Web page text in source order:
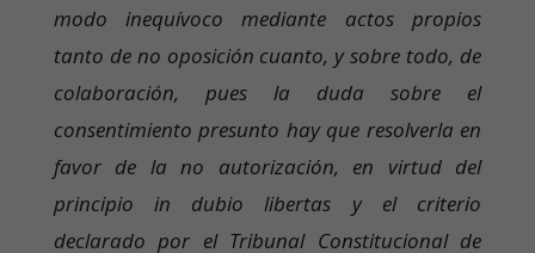
modo inequívoco mediante actos propios
tanto de no oposición cuanto, y sobre todo, de
colaboración, pues la duda sobre el
consentimiento presunto hay que resolverla en
favor de la no autorización, en virtud del
principio in dubio libertas y el criterio
declarado por el Tribunal Constitucional de